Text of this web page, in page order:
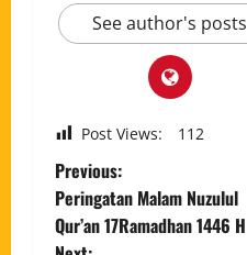
See author's posts
Post Views: 112
Previous:
Peringatan Malam Nuzulul
Qur’an 17Ramadhan 1446 H